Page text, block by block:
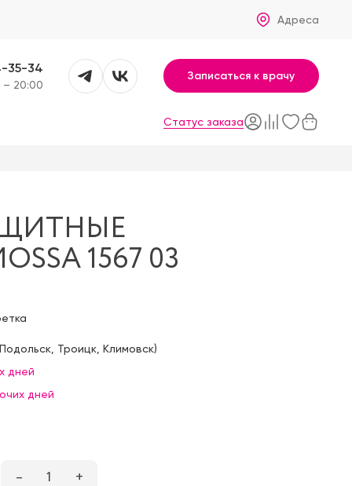
Адреса
35-34
20:00
Записаться к врачу
Статус заказа
1567 03
Подольск, Троицк, Климовск)
дней
дней
– 1 +